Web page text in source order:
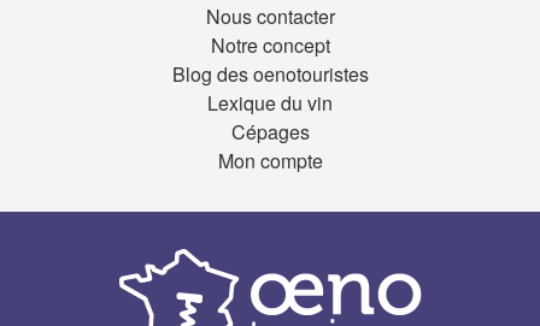
Nous contacter
Notre concept
Blog des oenotouristes
Lexique du vin
Cépages
Mon compte